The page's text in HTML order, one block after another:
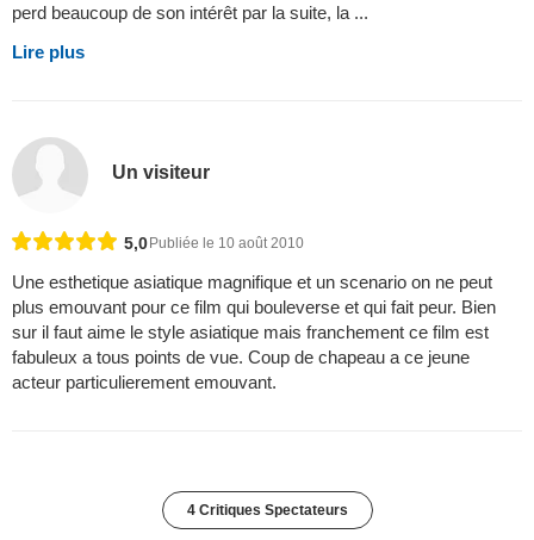
perd beaucoup de son intérêt par la suite, la ...
Lire plus
Un visiteur
5,0 Publiée le 10 août 2010
Une esthetique asiatique magnifique et un scenario on ne peut
plus emouvant pour ce film qui bouleverse et qui fait peur. Bien
sur il faut aime le style asiatique mais franchement ce film est
fabuleux a tous points de vue. Coup de chapeau a ce jeune
acteur particulierement emouvant.
4 Critiques Spectateurs